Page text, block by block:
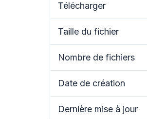
Télécharger
Taille du fichier
Nombre de fichiers
Date de création
Dernière mise à jour